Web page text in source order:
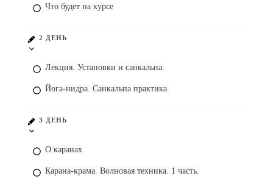
Что будет на курсе
2 ДЕНЬ
Лекция. Установки и санкальпа.
Йога-нидра. Санкальпа практика.
3 ДЕНЬ
О каранах
Карана-крама. Волновая техника. 1 часть.